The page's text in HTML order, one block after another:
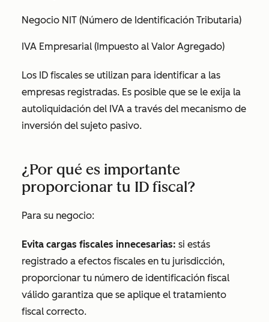
Negocio NIT (Número de Identificación Tributaria)
IVA Empresarial (Impuesto al Valor Agregado)
Los ID fiscales se utilizan para identificar a las
empresas registradas. Es posible que se le exija la
autoliquidación del IVA a través del mecanismo de
inversión del sujeto pasivo.
¿Por qué es importante
proporcionar tu ID fiscal?
Para su negocio:
Evita cargas fiscales innecesarias: si estás
registrado a efectos fiscales en tu jurisdicción,
proporcionar tu número de identificación fiscal
válido garantiza que se aplique el tratamiento
fiscal correcto.